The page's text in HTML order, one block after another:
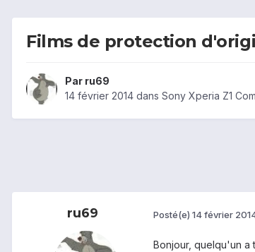
Films de protection
Par ru69
14 février 2014 dans Sony Xperia Z1
ru69 Posté(e) 14 février
Bonjour, quelqu'un a